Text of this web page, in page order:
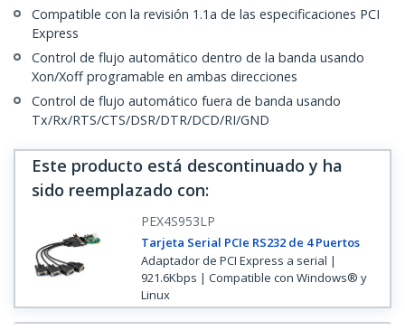
Compatible con la revisión 1.1a de las especificaciones PCI
Express
Control de flujo automático dentro de la banda usando
Xon/Xoff programable en ambas direcciones
Control de flujo automático fuera de banda usando
Tx/Rx/RTS/CTS/DSR/DTR/DCD/RI/GND
Este producto está descontinuado y ha
sido reemplazado con:
PEX4S953LP
Tarjeta Serial PCIe RS232 de 4 Puertos
Adaptador de PCI Express a serial |
921.6Kbps | Compatible con Windows® y
Linux